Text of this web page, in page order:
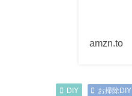
amzn.to
DIY お掃除DIY